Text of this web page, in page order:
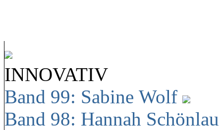
INNOVATIV
Band 99: Sabine Wolf
Band 98: Hannah